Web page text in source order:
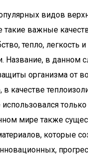
видов
важные
тепло, легкость
Название, в данном
организма от
в качестве
использовался
мире также
которые